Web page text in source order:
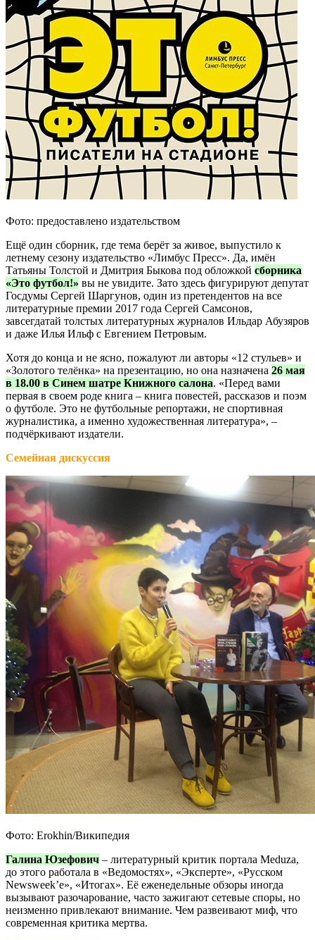
Фото: предоставлено издательством
Ещё один сборник, где тема берёт за живое, выпустило к
летнему сезону издательство «Лимбус Пресс». Да, имён
Татьяны Толстой и Дмитрия Быкова под обложкой сборника
«Это футбол!» вы не увидите. Зато здесь фигурируют депутат
Госдумы Сергей Шаргунов, один из претендентов на все
литературные премии 2017 года Сергей Самсонов,
завсегдатай толстых литературных журналов Ильдар Абузяров
и даже Илья Ильф с Евгением Петровым.
Хотя до конца и не ясно, пожалуют ли авторы «12 стульев» и
«Золотого телёнка» на презентацию, но она назначена 26 мая
в 18.00 в Синем шатре Книжного салона. «Перед вами
первая в своем роде книга – книга повестей, рассказов и поэм
о футболе. Это не футбольные репортажи, не спортивная
журналистика, а именно художественная литература», –
подчёркивают издатели.
Семейная дискуссия
Фото: Erokhin/Википедия
Галина Юзефович – литературный критик портала Meduza,
до этого работала в «Ведомостях», «Эксперте», «Русском
Newsweek’е», «Итогах». Её еженедельные обзоры иногда
вызывают разочарование, часто зажигают сетевые споры, но
неизменно привлекают внимание. Чем развеивают миф, что
современная критика мертва.